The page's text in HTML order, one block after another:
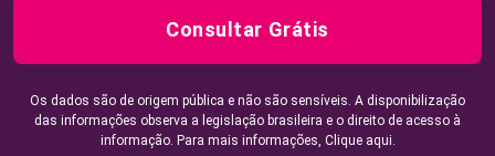
Consultar Grátis
Os dados são de origem pública e não são sensíveis. A disponibilização
das informações observa a legislação brasileira e o direito de acesso à
informação. Para mais informações, Clique aqui.